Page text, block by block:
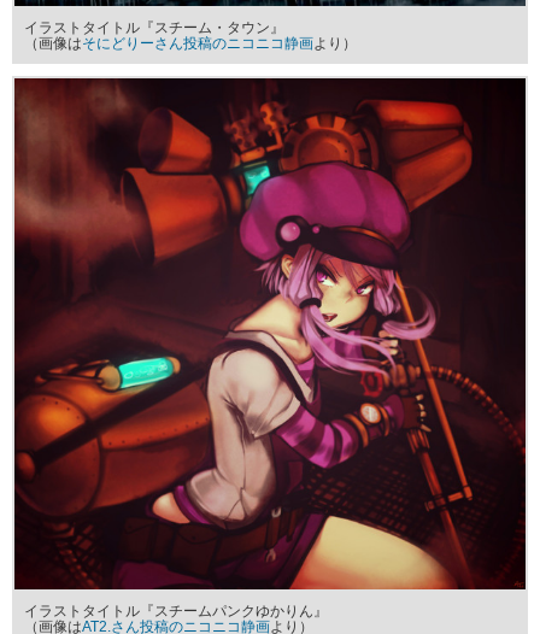
イラストタイトル『スチーム・タウン』
（画像はそにどりーさん投稿のニコニコ静画より）
イラストタイトル『スチームパンクゆかりん』
（画像はAT2.さん投稿のニコニコ静画より）